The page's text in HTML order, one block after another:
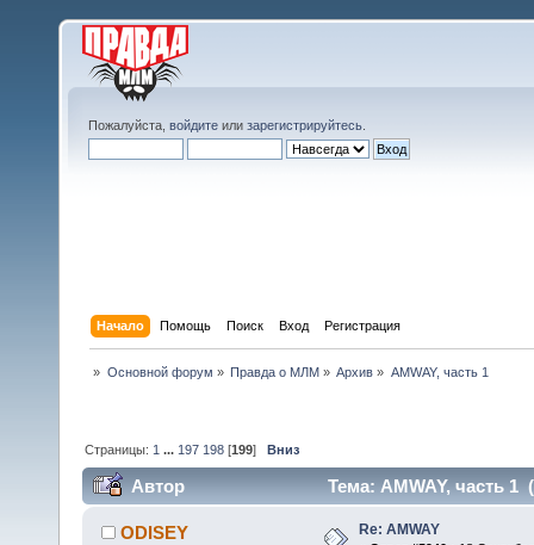
Пожалуйста, войдите или зарегистрируйтесь
Начало Помощь Поиск Вход Регистрация
» Основной форум » Правда о МЛМ » Архив » AMWAY, часть 1
Страницы: 1 ... 197 198 [199]Вниз
Автор Тема: AMWAY, часть 1
ODISEY Re: AMWAY